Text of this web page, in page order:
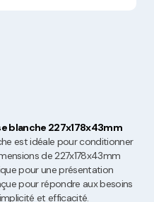
blanche 227x178x43mm
est idéale pour conditionner
de 227x178x43mm
pour une présentation
pour répondre aux besoins
et efficacité.